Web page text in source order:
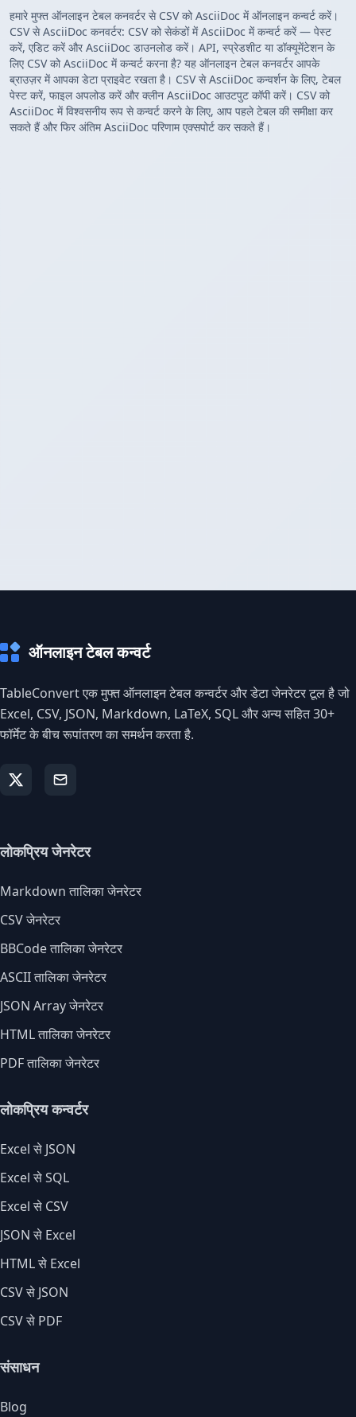
हमारे मुफ्त ऑनलाइन टेबल कनवर्टर से CSV को AsciiDoc में ऑनलाइन कन्वर्ट करें।
CSV से AsciiDoc कनवर्टर: CSV को सेकंडों में AsciiDoc में कन्वर्ट करें — पेस्ट
करें, एडिट करें और AsciiDoc डाउनलोड करें। API, स्प्रेडशीट या डॉक्यूमेंटेशन के
लिए CSV को AsciiDoc में कन्वर्ट करना है? यह ऑनलाइन टेबल कनवर्टर आपके
ब्राउज़र में आपका डेटा प्राइवेट रखता है। CSV से AsciiDoc कन्वर्शन के लिए, टेबल
पेस्ट करें, फाइल अपलोड करें और क्लीन AsciiDoc आउटपुट कॉपी करें। CSV को
AsciiDoc में विश्वसनीय रूप से कन्वर्ट करने के लिए, आप पहले टेबल की समीक्षा कर
सकते हैं और फिर अंतिम AsciiDoc परिणाम एक्सपोर्ट कर सकते हैं।
ऑनलाइन टेबल कन्वर्ट
TableConvert एक मुफ्त ऑनलाइन टेबल कन्वर्टर और डेटा जेनरेटर टूल है जो
Excel, CSV, JSON, Markdown, LaTeX, SQL और अन्य सहित 30+
फॉर्मेट के बीच रूपांतरण का समर्थन करता है.
लोकप्रिय जेनरेटर
Markdown तालिका जेनरेटर
CSV जेनरेटर
BBCode तालिका जेनरेटर
ASCII तालिका जेनरेटर
JSON Array जेनरेटर
HTML तालिका जेनरेटर
PDF तालिका जेनरेटर
लोकप्रिय कन्वर्टर
Excel से JSON
Excel से SQL
Excel से CSV
JSON से Excel
HTML से Excel
CSV से JSON
CSV से PDF
संसाधन
Blog